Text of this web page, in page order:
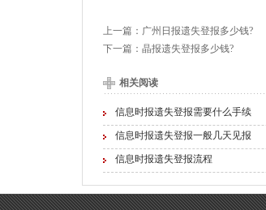
上一篇： 广州日报遗失登报多少钱?
下一篇： 晶报遗失登报多少钱?
相关阅读
信息时报遗失登报需要什么手续
信息时报遗失登报一般几天见报
信息时报遗失登报流程